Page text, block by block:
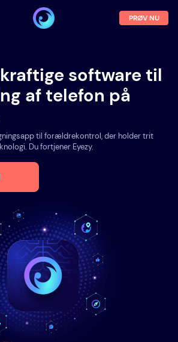
PRØV NU
software til
af telefon på
til forældrekontrol, der holder trit
Du fortjener Eyezy.